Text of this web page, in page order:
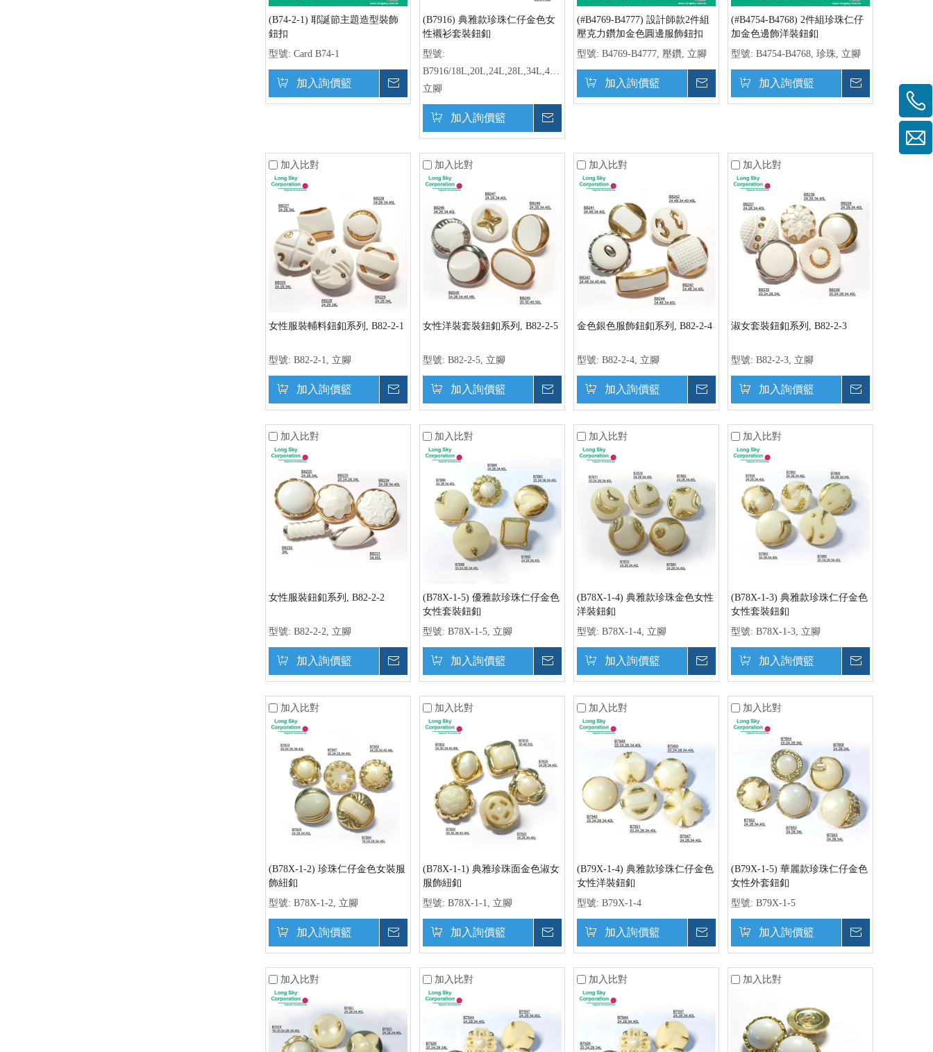
(B74-2-1) 耶誕節主題造型裝飾
鈕扣
型號: Card B74-1
加入詢價籃 詢價
(B7916) 典雅款珍珠仁仔金色女
性襯衫套裝鈕釦
型號:
B7916/18L,20L,24L,28L,34L,40L,
立腳
加入詢價籃
(#B4769-B4777) 設計師款2件組
壓克力鑽加金色圓邊服飾鈕扣
型號: B4769-B4777, 壓鑽, 立腳
加入詢價籃
(#B4754-B4768) 2件組珍珠仁仔
加金色邊飾洋裝鈕釦
型號: B4754-B4768, 珍珠, 立腳
加入詢價籃
加入比對
女性服裝輔料鈕釦系列, B82-2-1
型號: B82-2-1, 立腳
加入詢價籃
加入比對
女性洋裝套裝鈕釦系列, B82-2-5
型號: B82-2-5, 立腳
加入詢價籃
加入比對
金色銀色服飾鈕釦系列, B82-2-4
型號: B82-2-4, 立腳
加入詢價籃
加入比對
淑女套裝鈕釦系列, B82-2-3
型號: B82-2-3, 立腳
加入詢價籃
加入比對
女性服裝鈕釦系列, B82-2-2
型號: B82-2-2, 立腳
加入詢價籃
加入比對
(B78X-1-5) 優雅款珍珠仁仔金色
女性套裝鈕釦
型號: B78X-1-5, 立腳
加入詢價籃
加入比對
(B78X-1-4) 典雅款珍珠金色女性
洋裝鈕釦
型號: B78X-1-4, 立腳
加入詢價籃
加入比對
(B78X-1-3) 典雅款珍珠仁仔金色
女性套裝鈕釦
型號: B78X-1-3, 立腳
加入詢價籃
加入比對
(B78X-1-2) 珍珠仁仔金色女裝服
飾紐釦
型號: B78X-1-2, 立腳
加入詢價籃
加入比對
(B78X-1-1) 典雅珍珠面金色淑女
服飾紐釦
型號: B78X-1-1, 立腳
加入詢價籃
加入比對
(B79X-1-4) 典雅款珍珠仁仔金色
女性洋裝鈕釦
型號: B79X-1-4
加入詢價籃
加入比對
(B79X-1-5) 華麗款珍珠仁仔金色
女性外套鈕釦
型號: B79X-1-5
加入詢價籃
加入比對 加入比對 加入比對 加入比對